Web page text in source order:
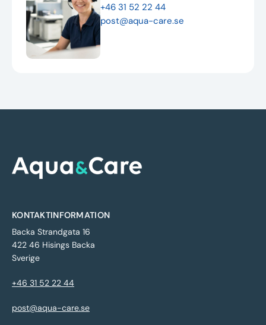
+46 31 52 22 44
post@aqua-care.se
KONTAKTINFORMATION
Backa Strandgata 16
422 46 Hisings Backa
Sverige
+46 31 52 22 44
post@aqua-care.se